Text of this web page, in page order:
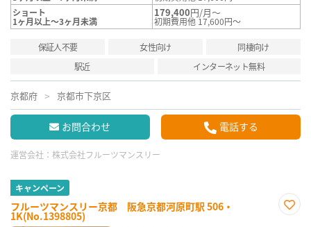
ショート
1ヶ月以上～3ヶ月未満
179,400円/月～
初期費用他 17,600円～
保証人不要 女性向け
同棲向け
駅近
インターネット無料
京都府 京都市下京区
お問合わせ 電話する
運営会社： 株式会社フルーツマンスリー
キャンペーン
フルーツマンスリー京都 阪急京都河原町駅 506・
1K(No.1398805)